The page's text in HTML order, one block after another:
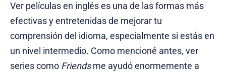
Ver películas en inglés es una de las formas más
efectivas y entretenidas de mejorar tu
comprensión del idioma, especialmente si estás en
un nivel intermedio. Como mencioné antes, ver
series como Friendsme ayudó enormemente a